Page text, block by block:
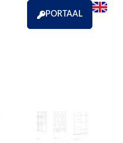
PORTAAL